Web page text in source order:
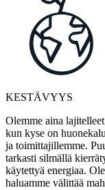
KESTÄVYYS
Olemme aina
kun kyse on
ja toimittajillemme.
tarkasti silmällä
käytettyä energiaa.
haluamme välittää